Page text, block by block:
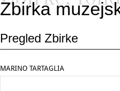
Zbirka
Pregled Zbirke
MARINO TARTAGLIA